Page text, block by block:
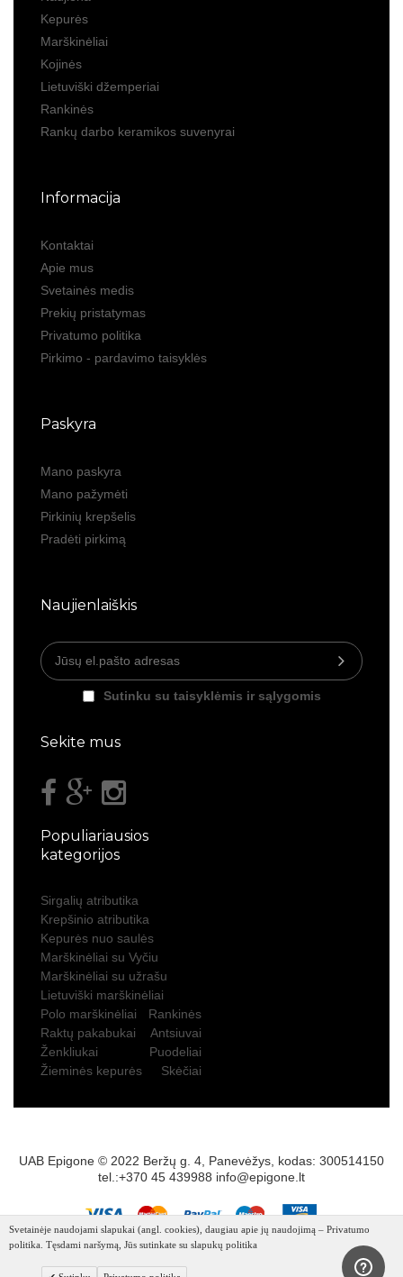
Kepurės
Marškinėliai
Kojinės
Lietuviški džemperiai
Rankinės
Rankų darbo keramikos suvenyrai
Informacija
Kontaktai
Apie mus
Svetainės medis
Prekių pristatymas
Privatumo politika
Pirkimo - pardavimo taisyklės
Paskyra
Mano paskyra
Mano pažymėti
Pirkinių krepšelis
Pradėti pirkimą
Naujienlaiškis
Sutinku su taisyklėmis ir sąlygomis
Sekite mus
Populiariausios
kategorijos
Sirgalių atributika
Krepšinio atributika
Kepurės nuo saulės
Marškinėliai su Vyčiu
Marškinėliai su užrašu
Lietuviški marškinėliai
Polo marškinėliai
Rankinės
Raktų pakabukai
Antsiuvai
Ženkliukai
Puodeliai
Žieminės kepurės
Skėčiai
UAB Epigone © 2022 Beržų g. 4, Panevėžys, kodas: 300514150
tel.:+370 45 439988 info@epigone.lt
Svetainėje naudojami slapukai (angl. cookies), daugiau apie jų naudojimą – Privatumo
politika. Tęsdami naršymą, Jūs sutinkate su slapukų politika